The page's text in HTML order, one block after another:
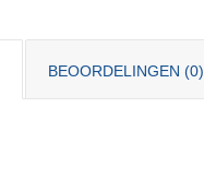
BEOORDELINGEN (0)